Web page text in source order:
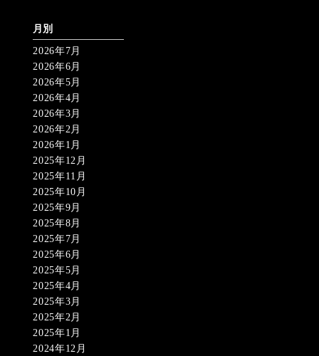
月別
2026年7月
2026年6月
2026年5月
2026年4月
2026年3月
2026年2月
2026年1月
2025年12月
2025年11月
2025年10月
2025年9月
2025年8月
2025年7月
2025年6月
2025年5月
2025年4月
2025年3月
2025年2月
2025年1月
2024年12月